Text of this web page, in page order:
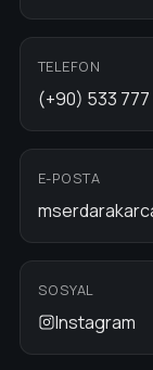
TELEFON
(+90) 533 777
E-POSTA
SOSYAL
Instagram